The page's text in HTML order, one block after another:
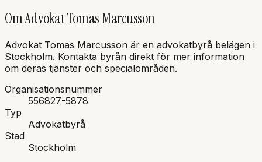
OmAdvokat Tomas Marcusson
Advokat Tomas Marcusson är en advokatbyrå belägen i
Stockholm. Kontakta byrån direkt för mer information
om deras tjänster och specialområden.
Organisationsnummer
556827-5878
Typ
Advokatbyrå
Stad
Stockholm